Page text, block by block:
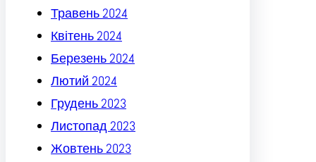
Травень 2024
Квітень 2024
Березень 2024
Лютий 2024
Грудень 2023
Листопад 2023
Жовтень 2023